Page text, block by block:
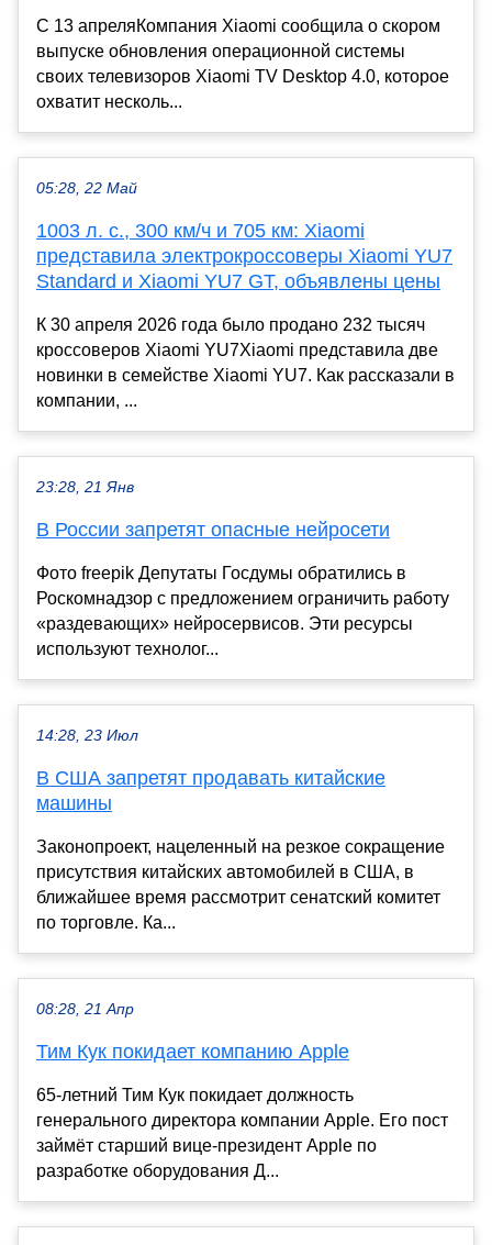
С 13 апреляКомпания Xiaomi сообщила о скором
выпуске обновления операционной системы
своих телевизоров Xiaomi TV Desktop 4.0, которое
охватит несколь...
05:28, 22 Май
1003 л. с., 300 км/ч и 705 км: Xiaomi
представила электрокроссоверы Xiaomi YU7
Standard и Xiaomi YU7 GT, объявлены цены
К 30 апреля 2026 года было продано 232 тысяч
кроссоверов Xiaomi YU7Xiaomi представила две
новинки в семействе Xiaomi YU7. Как рассказали в
компании, ...
23:28, 21 Янв
В России запретят опасные нейросети
Фото freepik Депутаты Госдумы обратились в
Роскомнадзор с предложением ограничить работу
«раздевающих» нейросервисов. Эти ресурсы
используют технолог...
14:28, 23 Июл
В США запретят продавать китайские
машины
Законопроект, нацеленный на резкое сокращение
присутствия китайских автомобилей в США, в
ближайшее время рассмотрит сенатский комитет
по торговле. Ка...
08:28, 21 Апр
Тим Кук покидает компанию Apple
65-летний Тим Кук покидает должность
генерального директора компании Apple. Его пост
займёт старший вице-президент Apple по
разработке оборудования Д...